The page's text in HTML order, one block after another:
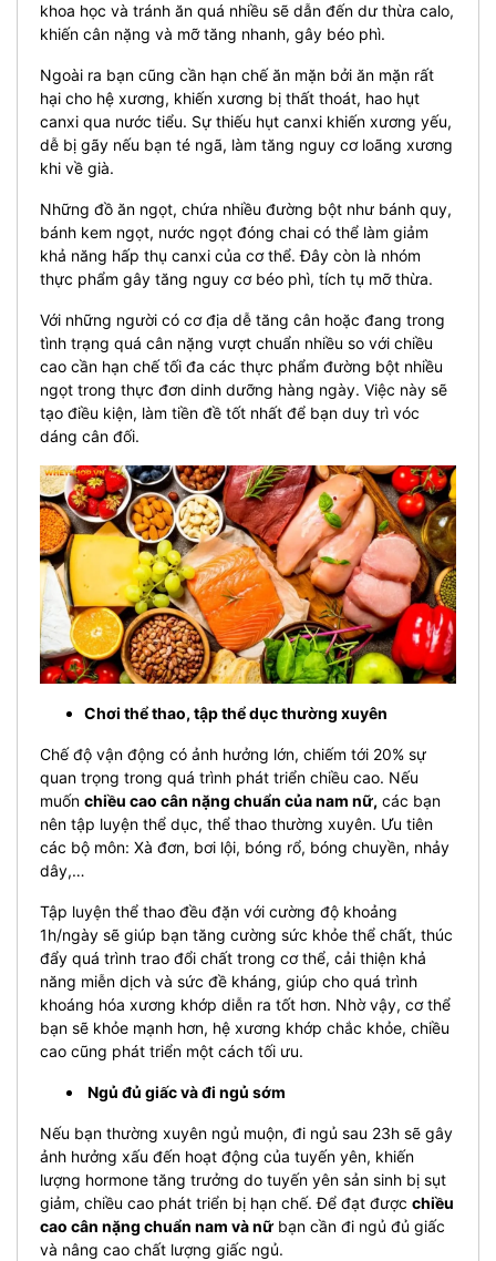
khoa học và tránh ăn quá nhiều sẽ dẫn đến dư thừa calo,
khiến cân nặng và mỡ tăng nhanh, gây béo phì.
Ngoài ra bạn cũng cần hạn chế ăn mặn bởi ăn mặn rất
hại cho hệ xương, khiến xương bị thất thoát, hao hụt
canxi qua nước tiểu. Sự thiếu hụt canxi khiến xương yếu,
dễ bị gãy nếu bạn té ngã, làm tăng nguy cơ loãng xương
khi về già.
Những đồ ăn ngọt, chứa nhiều đường bột như bánh quy,
bánh kem ngọt, nước ngọt đóng chai có thể làm giảm
khả năng hấp thụ canxi của cơ thể. Đây còn là nhóm
thực phẩm gây tăng nguy cơ béo phì, tích tụ mỡ thừa.
Với những người có cơ địa dễ tăng cân hoặc đang trong
tình trạng quá cân nặng vượt chuẩn nhiều so với chiều
cao cần hạn chế tối đa các thực phẩm đường bột nhiều
ngọt trong thực đơn dinh dưỡng hàng ngày. Việc này sẽ
tạo điều kiện, làm tiền đề tốt nhất để bạn duy trì vóc
dáng cân đối.
Chơi thể thao, tập thể dục thường xuyên
Chế độ vận động có ảnh hưởng lớn, chiếm tới 20% sự
quan trọng trong quá trình phát triển chiều cao. Nếu
muốn chiều cao cân nặng chuẩn của nam nữ, các bạn
nên tập luyện thể dục, thể thao thường xuyên. Ưu tiên
các bộ môn: Xà đơn, bơi lội, bóng rổ, bóng chuyền, nhảy
dây,…
Tập luyện thể thao đều đặn với cường độ khoảng
1h/ngày sẽ giúp bạn tăng cường sức khỏe thể chất, thúc
đẩy quá trình trao đổi chất trong cơ thể, cải thiện khả
năng miễn dịch và sức đề kháng, giúp cho quá trình
khoáng hóa xương khớp diễn ra tốt hơn. Nhờ vậy, cơ thể
bạn sẽ khỏe mạnh hơn, hệ xương khớp chắc khỏe, chiều
cao cũng phát triển một cách tối ưu.
Ngủ đủ giấc và đi ngủ sớm
Nếu bạn thường xuyên ngủ muộn, đi ngủ sau 23h sẽ gây
ảnh hưởng xấu đến hoạt động của tuyến yên, khiến
lượng hormone tăng trưởng do tuyến yên sản sinh bị sụt
giảm, chiều cao phát triển bị hạn chế. Để đạt được chiều
cao cân nặng chuẩn nam và nữ bạn cần đi ngủ đủ giấc
và nâng cao chất lượng giấc ngủ.